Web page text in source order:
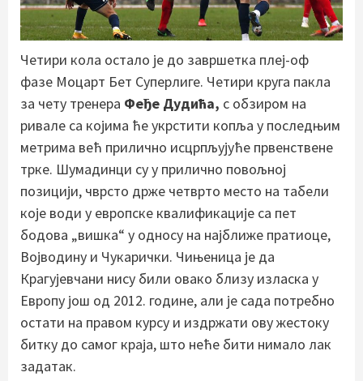
Четири кола остало је до завршетка плеј-оф
фазе Моцарт Бет Суперлиге. Четири круга пакла
за чету тренера Феђе Дудића, с обзиром на
ривале са којима ће укрстити копља у последњим
метрима већ прилично исцрпљујуће првенствене
трке. Шумадинци су у прилично повољној
позицији, чврсто држе четврто место на табели
које води у европске квалификације са пет
бодова „вишка“ у односу на најближе пратиоце,
Војводину и Чукарички. Чињеница је да
Крагујевчани нису били овако близу изласка у
Европу још од 2012. године, али је сада потребно
остати на правом курсу и издржати ову жестоку
битку до самог краја, што неће бити нимало лак
задатак.